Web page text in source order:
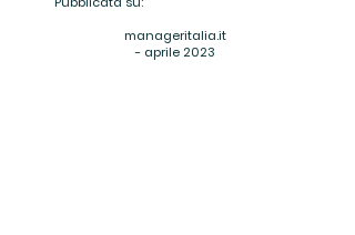
manageritalia.it
- aprile 2023